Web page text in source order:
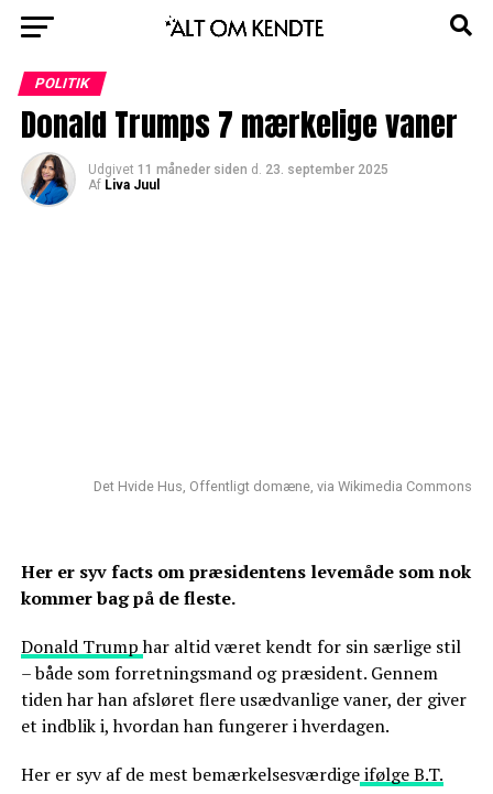
POLITIK
Donald Trumps 7 mærkelige vaner
Udgivet 11 måneder siden d. 23. september 2025
Af Liva Juul
Det Hvide Hus, Offentligt domæne, via Wikimedia Commons
Her er syv facts om præsidentens levemåde som nok
kommer bag på de fleste.
Donald Trumphar altid været kendt for sin særlige stil
– både som forretningsmand og præsident. Gennem
tiden har han afsløret flere usædvanlige vaner, der giver
et indblik i, hvordan han fungerer i hverdagen.
Her er syv af de mest bemærkelsesværdigeifølge B.T.